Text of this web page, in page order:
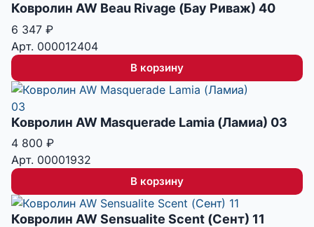
Ковролин AW Beau Rivage (Бау Риваж) 40
6 347 ₽
Арт. 000012404
В корзину
Ковролин AW Masquerade Lamia (Ламиа) 03
4 800 ₽
Арт. 00001932
В корзину
Ковролин AW Sensualite Scent (Сент) 11